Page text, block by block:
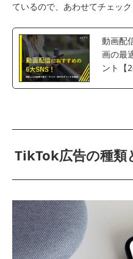
ているので、あわせてチェック
動画配
画の最
ント【
TikTok広告の種類